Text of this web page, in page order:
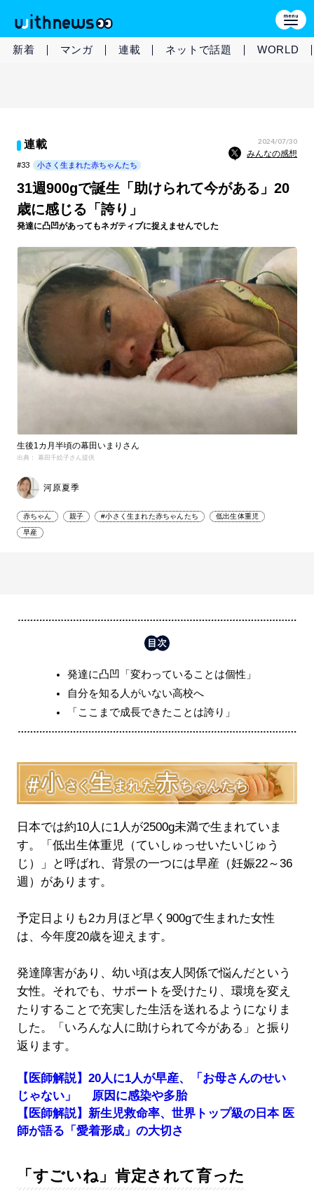
新着 マンガ 連載 ネットで話題 WORLD
連載 2024/07/30
みんなの感想
#33 小さく生まれた赤ちゃんたち
31週900gで誕生「助けられて今がある」20
歳に感じる「誇り」
発達に凸凹があってもネガティブに捉えませんでした
生後1カ月半頃の幕田いまりさん
出典： 幕田千絵子さん提供
河原夏季
赤ちゃん 親子 #小さく生まれた赤ちゃんたち 低出生体重児
早産
発達に凸凹「変わっていることは個性」
自分を知る人がいない高校へ
「ここまで成長できたことは誇り」
日本では約10人に1人が2500g未満で生まれていま
す。「低出生体重児（ていしゅっせいたいじゅう
じ）」と呼ばれ、背景の一つには早産（妊娠22～36
週）があります。
予定日よりも2カ月ほど早く900gで生まれた女性
は、今年度20歳を迎えます。
発達障害があり、幼い頃は友人関係で悩んだという
女性。それでも、サポートを受けたり、環境を変え
たりすることで充実した生活を送れるようになりま
した。「いろんな人に助けられて今がある」と振り
返ります。
【医師解説】20人に1人が早産、「お母さんのせい
じゃない」 原因に感染や多胎
【医師解説】新生児救命率、世界トップ級の日本 医
師が語る「愛着形成」の大切さ
「すごいね」肯定されて育った